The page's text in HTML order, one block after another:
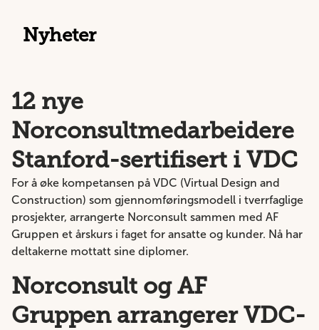
Nyheter
12 nye
Norconsultmedarbeidere
Stanford-sertifisert i VDC
For å øke kompetansen på VDC (Virtual Design and
Construction) som gjennomføringsmodell i tverrfaglige
prosjekter, arrangerte Norconsult sammen med AF
Gruppen et årskurs i faget for ansatte og kunder. Nå har
deltakerne mottatt sine diplomer.
Norconsult og AF
Gruppen arrangerer VDC-